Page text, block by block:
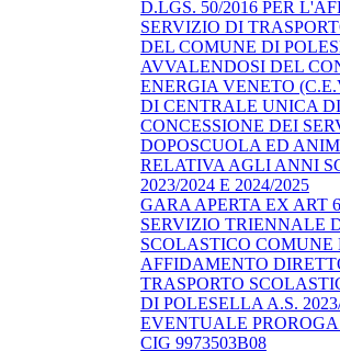
D.LGS. 50/2016 PER
SERVIZIO DI
DEL COMUNE DI
AVVALENDOSI DEL
ENERGIA VENETO
DI CENTRALE UNICA
CONCESSIONE DEI
DOPOSCUOLA ED
RELATIVA AGLI ANNI
2023/2024 E 2024/2025
GARA APERTA EX ART
SERVIZIO TRIENNALE
SCOLASTICO COMUNE
AFFIDAMENTO
TRASPORTO
DI POLESELLA A.S.
EVENTUALE
CIG 9973503B08